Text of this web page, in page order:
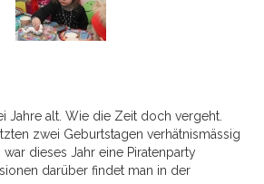
Jahre alt. Wie die Zeit doch vergeht.
zwei Geburtstagen verhätnismässig
dieses Jahr eine Piratenparty
darüber findet man in der